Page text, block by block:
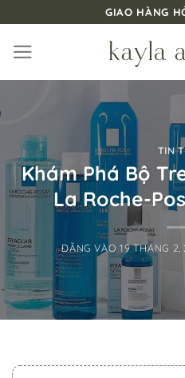
nội
dung
GIAO HÀNG
TIN
Khám Phá Bộ
La Roche-
ĐĂNG VÀO 19 THÁNG 2,